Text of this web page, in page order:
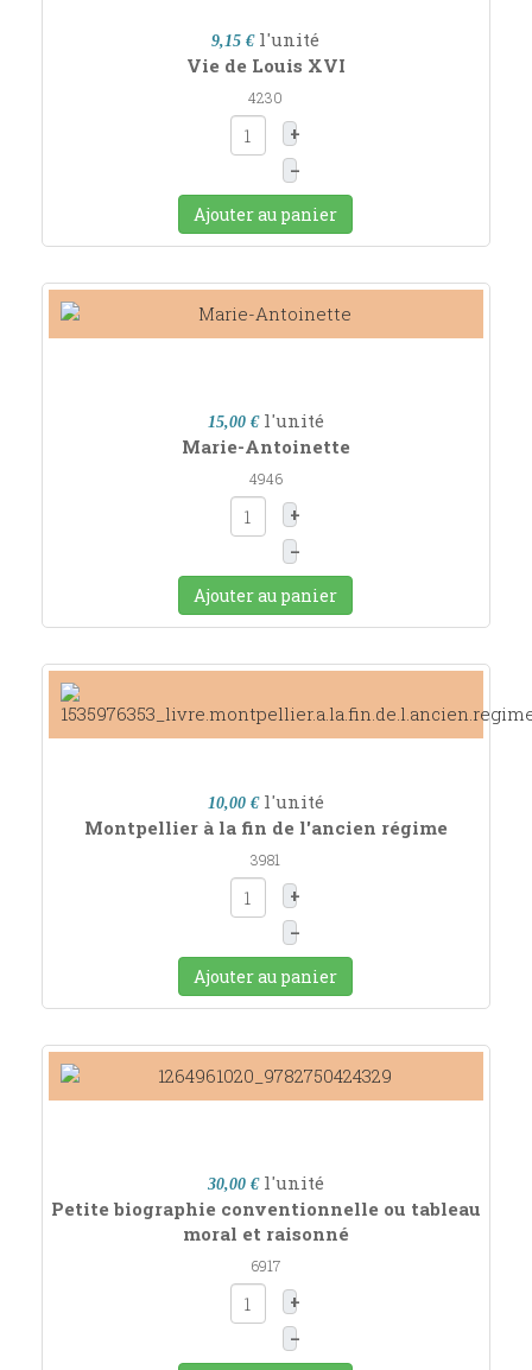
9,15 € l'unité
Vie de Louis XVI
4230
+
–
Ajouter au panier
15,00 € l'unité
Marie-Antoinette
4946
+
–
Ajouter au panier
10,00 € l'unité
Montpellier à la fin de l'ancien régime
3981
+
–
Ajouter au panier
30,00 € l'unité
Petite biographie conventionnelle ou tableau
moral et raisonné
6917
+
–